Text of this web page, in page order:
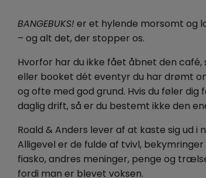
BANGEBUKS! er et hylende morsomt og
– og alt det, der stopper os.
Hvorfor har du ikke fået åbnet den
eller booket dét eventyr du har drømt
og ofte med god grund. Hvis du føler
daglig drift, så er du bestemt ikke den
Roald & Anders lever af at kaste sig ud i
Alligevel er de fulde af tvivl,
fiasko, andres meninger, penge og
fordi man er blevet voksen.